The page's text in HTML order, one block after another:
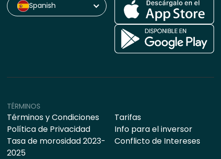
Spanish
TÉRMINOS
Términos y Condiciones
Política de Privacidad
Tasa de morosidad 2023-
2025
Tarifas
Info para el inversor
Conflicto de Intereses